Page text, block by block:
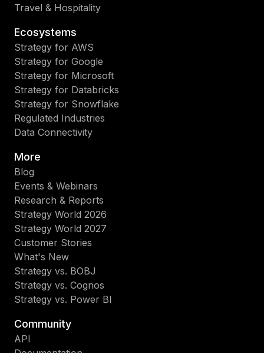
Travel & Hospitality
Ecosystems
Strategy for AWS
Strategy for Google
Strategy for Microsoft
Strategy for Databricks
Strategy for Snowflake
Regulated Industries
Data Connectivity
More
Blog
Events & Webinars
Research & Reports
Strategy World 2026
Strategy World 2027
Customer Stories
What's New
Strategy vs. BOBJ
Strategy vs. Cognos
Strategy vs. Power BI
Community
API